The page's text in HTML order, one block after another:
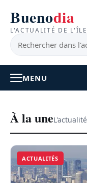
Buenodia
L'ACTUALITÉ DE
MENU
ACTUALITÉ
BONS PLANS
À la une
ACTUALITÉS